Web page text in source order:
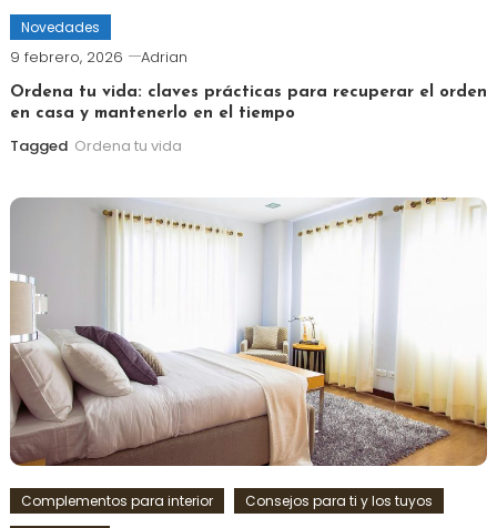
Novedades
9 febrero, 2026 Adrian
Ordena tu vida: claves prácticas para recuperar el orden
en casa y mantenerlo en el tiempo
Tagged Ordena tu vida
Complementos para interior
Consejos para ti y los tuyos